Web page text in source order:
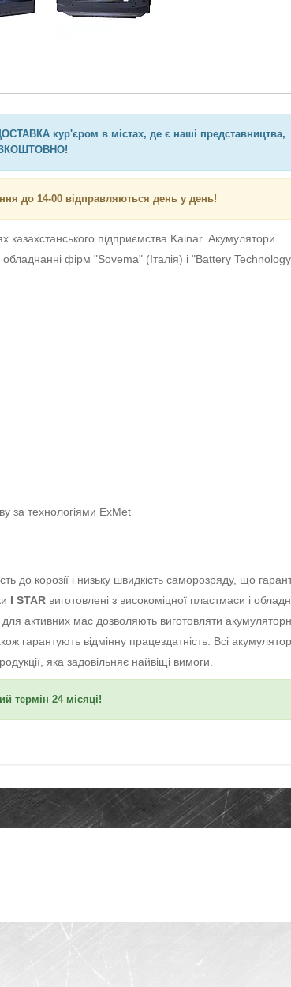
кур'єром в містах, де є наші представництва,
до 14-00 відправляються день у день!
казахстанського підприємства Kainar. Акумулятори
фірм "Sovema" (Італія) і "Battery Technology
за технологіями ExMet
до корозії і низьку швидкість саморозряду, що
I STAR виготовлені з високоміцної пластмаси і
активних мас дозволяють виготовляти
гарантують відмінну працездатність. Всі
яка задовільняє найвіщі вимоги.
термін 24 місяці!